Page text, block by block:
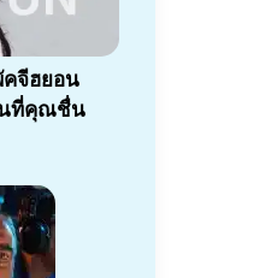
คจีฮยอน
นที่คุณชื่น